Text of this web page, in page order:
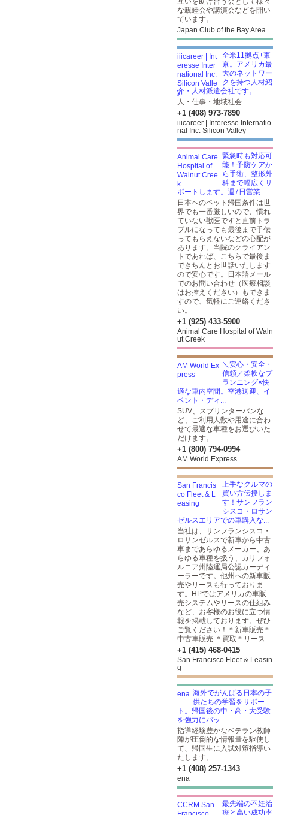
な親睦会や講演会などを開い
ています。
Japan Club of the Bay Area
全米11拠点+東
京。アメリカ最
大のネットワー
クを持つ人材紹
介・人材派遣会社です。...
人・仕事・地域社会
+1 (408) 973-7890
iiicareer | Interesse Internatio
nal Inc. Silicon Valley
緊急時も対応可
能！予防ケアか
ら手術、整形外
科まで幅広くサ
ポートします。週7日営業...
日本へのペット帰国条件は世
界でも一番厳しいので、慣れ
ていない獣医ですと直前トラ
ブルになっても最後まで手伝
ってもらえないなどの心配が
あります。当院のクライアン
トであれば、こちらで最後ま
できちんとお世話いたします
ので安心です。日本語メール
でのお問い合わせ（医療相談
はお控えください）もできま
すので、気軽にご連絡くださ
い。
+1 (925) 433-5900
Animal Care Hospital of Waln
ut Creek
＼安心・安全・
信頼／柔軟なプ
ランニング×快
適な車内空間。空港送迎、イ
ベント・ディ...
SUV、スプリンターバンな
ど、ご利用人数や用途に合わ
せて最適な車種をお選びいた
だけます。
+1 (800) 794-0994
AM World Express
上手なクルマの
買い方伝授しま
す！サンフラン
シスコ・ロサン
ゼルスエリアでの車購入な...
当社は、サンフランシスコ・
ロサンゼルスで新車から中古
車まであらゆるメーカー、あ
らゆる車種を扱う、カリフォ
ルニア州陸運局公認カーディ
ーラーです。他州への新車販
売やリースも行っておりま
す。HPではアメリカの車販
売システムやリースの仕組み
など、お客様のお役に立つ情
報を掲載しております。ぜひ
ご覧ください！＊新車販売＊
中古車販売 ＊買取＊リース
+1 (415) 468-0415
San Francisco Fleet & Leasin
g
海外でがんばる日本の子
供たちの学習をサポー
ト。帰国後の中・高・大受験
を強力にバッ...
指導経験豊かなベテラン教師
陣が圧倒的な情報量を駆使し
て、帰国生に入試対策指導い
たします。
+1 (408) 257-1343
ena
最先端の不妊治
療と高い成功率